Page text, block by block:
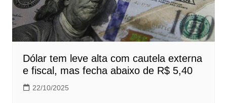
Dólar tem leve alta com cautela externa
e fiscal, mas fecha abaixo de R$ 5,40
22/10/2025